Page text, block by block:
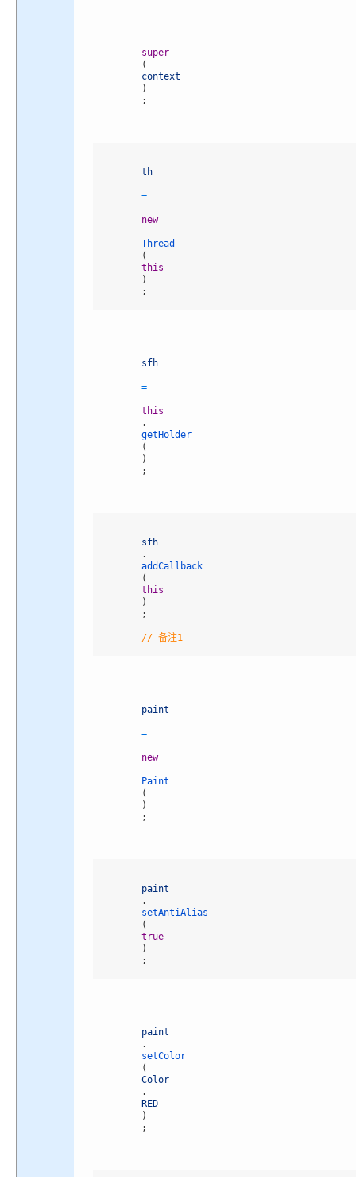
super
(
context
)
;
th
=
new
Thread
(
this
)
;
sfh
=
this
.
getHolder
(
)
;
sfh
.
addCallback
(
this
)
;
// 备注1
paint
=
new
Paint
(
)
;
paint
.
setAntiAlias
(
true
)
;
paint
.
setColor
(
Color
.
RED
)
;